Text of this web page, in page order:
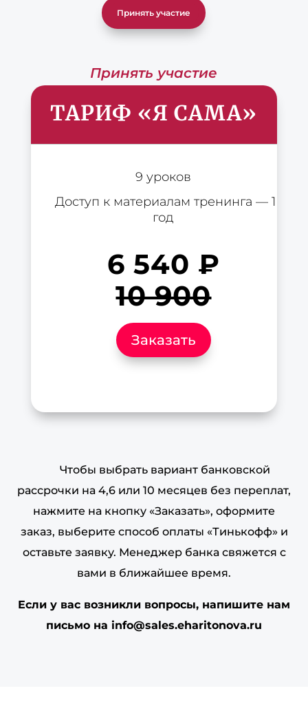
Принять участие
Принять участие
ТАРИФ «Я САМА»
9 уроков
Доступ к материалам тренинга — 1
год
6 540 ₽
10 900
Заказать
Чтобы выбрать вариант банковской
рассрочки на 4,6 или 10 месяцев без переплат,
нажмите на кнопку «Заказать», оформите
заказ, выберите способ оплаты «Тинькофф» и
оставьте заявку. Менеджер банка свяжется с
вами в ближайшее время.
Если у вас возникли вопросы, напишите нам
письмо на info@sales.eharitonova.ru